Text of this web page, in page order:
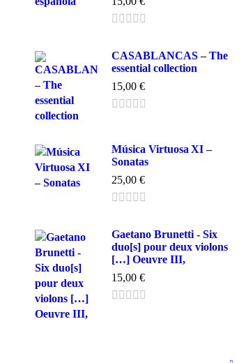
CASABLANCAS – The
essential collection
15,00 €
Música Virtuosa XI –
Sonatas
25,00 €
Gaetano Brunetti - Six
duo[s] pour deux violons
[…] Oeuvre III,
15,00 €